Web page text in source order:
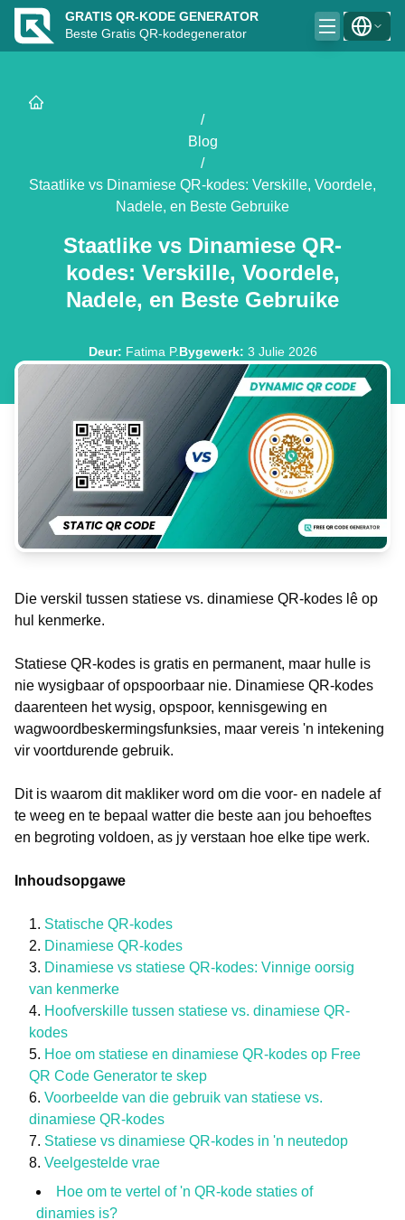
GRATIS QR-KODE GENERATOR
Beste Gratis QR-kodegenerator
/
Blog
/
Staatlike vs Dinamiese QR-kodes: Verskille, Voordele,
Nadele, en Beste Gebruike
Staatlike vs Dinamiese QR-
kodes: Verskille, Voordele,
Nadele, en Beste Gebruike
Deur: Fatima P.Bygewerk: 3 Julie 2026
Die verskil tussen statiese vs. dinamiese QR-kodes lê op
hul kenmerke.
Statiese QR-kodes is gratis en permanent, maar hulle is
nie wysigbaar of opspoorbaar nie. Dinamiese QR-kodes
daarenteen het wysig, opspoor, kennisgewing en
wagwoordbeskermingsfunksies, maar vereis 'n intekening
vir voortdurende gebruik.
Dit is waarom dit makliker word om die voor- en nadele af
te weeg en te bepaal watter die beste aan jou behoeftes
en begroting voldoen, as jy verstaan hoe elke tipe werk.
Inhoudsopgawe
Statische QR-kodes
Dinamiese QR-kodes
Dinamiese vs statiese QR-kodes: Vinnige oorsig
van kenmerke
Hoofverskille tussen statiese vs. dinamiese QR-
kodes
Hoe om statiese en dinamiese QR-kodes op Free
QR Code Generator te skep
Voorbeelde van die gebruik van statiese vs.
dinamiese QR-kodes
Statiese vs dinamiese QR-kodes in 'n neutedop
Veelgestelde vrae
Hoe om te vertel of 'n QR-kode staties of
dinamies is?